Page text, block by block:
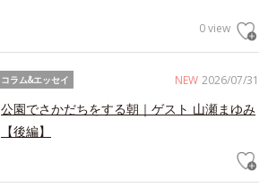
0 view
NEW 2026/07/31
コラム&エッセイ
公園でさかだちをする朝｜ゲスト 山瀬まゆみ
【後編】